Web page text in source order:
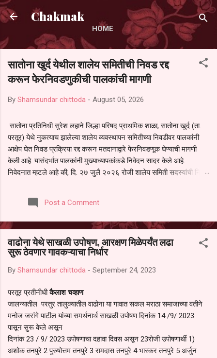
Skip to main content
Chakmak
HOME
सातोना खुर्द येथील शालेय समितीची निवड रद्द
करून फेरनिवडणुकीची पालकांची मागणी
By Shamsundar chittoda - August 05, 2026
सातोना प्रतिनिधी सुरेश लहाने जिल्हा परिषद प्राथमिक शाळा, सातोना खुर्द (ता.
परतूर) येथे नुकत्याच झालेल्या शालेय व्यवस्थापन समितीच्या निवडीवर पालकांनी
आक्षेप घेत निवड प्रक्रिया रद्द करून मतदानाद्वारे फेरनिवडणूक घेण्याची मागणी
केली आहे. यासंदर्भात पालकांनी मुख्याध्यापकांकडे निवेदन सादर केले आहे.
निवेदनात म्हटले आहे की, दि. २७ जुलै २०२६ रोजी शालेय समिती सदस्यांची निवड
पालकांना देण्यात आली नसल्याने मोठ्या संख्येने पालक बैठकीस उपस्थित राहू शकले
नाहीत. तसेच सर्व पालकांना विश्वासात न घेता निवड प्रक्रिया पूर्ण करण्यात
करण्यात यावी आणि सर्व पालकांच्या उपस्थितीत मतदान पद्धतीने शालेय समितीची
फेरनिवडणूक घेण्यात यावी, अशी मागणी पालकांनी केली आहे. या निवेदनाच्या प्रती
जिल्हा शिक्षण अधिकारी (प्राथमिक), जालना तसेच तालुका शिक्षण अधिकारी,
परतूर यांनाही पाठविण्यात आल्या असून प्रशासन याबाबत काय निर्णय घेते, याकडे
Post a Comment
वाढोना येथे साखळी उपोषण, आरक्षण मिळेपर्यंत लढा
सुरू ठेवणार गावकऱ्याचा निर्धार
By Shamsundar chittoda - September 24, 2023
परतूर प्रतीनीधीकैलाश चव्हाण
जालन्यातील परतुर तालुक्यातील वाढोना या गावात सकल मराठा समाजाच्या वतीने
मनोज जरांगे पाटील यांच्या समर्थनार्थ साखळी उपोषण दिनांक 14 /9/ 2023
पासून सुरू केले असून
दिनांक 23 / 9/ 2023 उपोषणाचा दहावा दिवस असून 23रोजी उपोषणार्थी 1)
अशोक तनपुरे 2 पुरुषोत्तम तनपुरे 3 रामदास तनपुरे 4 भास्कर तनपुरे 5 अर्जुन